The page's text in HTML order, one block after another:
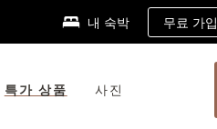
내 숙박 무료 가입
특가 상품 사진